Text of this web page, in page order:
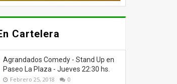
Cartelera
Agrandados Comedy - Stand Up en
Paseo La Plaza - Jueves 22:30 hs.
Febrero 25, 2018 0